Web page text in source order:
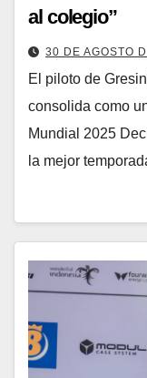
al colegio”
30 DE AGOSTO
El piloto de
consolida como
Mundial 2025
la mejor